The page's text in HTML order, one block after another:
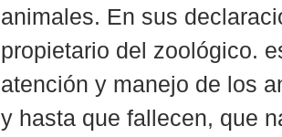
animales. En sus
propietario del zoológico.
atención y manejo de los
y hasta que fallecen, que